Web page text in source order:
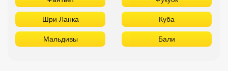
Шри Ланка Куба
Мальдивы Бали